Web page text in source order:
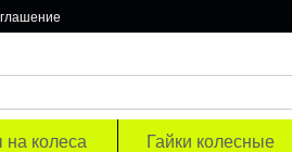
на колеса Гайки колесные